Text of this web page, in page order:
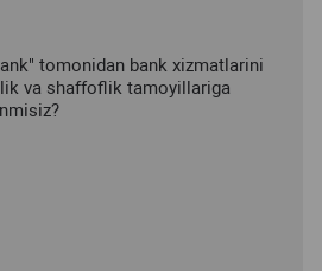
tomonidan bank xizmatlarini
va shaffoflik tamoyillariga